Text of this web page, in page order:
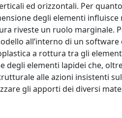
ed orizzontali. Per
degli elementi
riveste un ruolo marginale.
all’interno di un software
a rottura tra gli
degli elementi lapidei che,
alle azioni insistenti
gli apporti dei diversi